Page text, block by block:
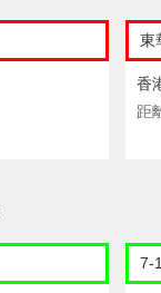
東
香
距
7-